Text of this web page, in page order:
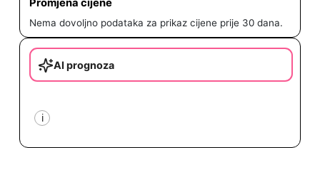
Nema dovoljno podataka za prikaz cijene prije 30 dana.
AI prognoza
i